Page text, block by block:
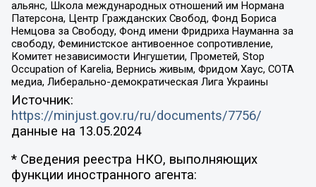
альянс, Школа международных отношений им Нормана
Патерсона, Центр Гражданских Свобод, Фонд Бориса
Немцова за Свободу, Фонд имени Фридриха Науманна за
свободу, Феминистское антивоенное сопротивление,
Комитет независимости Ингушетии, Прометей, Stop
Occupation of Karelia, Вернись живым, Фридом Хаус, СОТА
медиа, Либерально-демократическая Лига Украины
Источник:
https://minjust.gov.ru/ru/documents/7756/
данные на 13.05.2024
* Сведения реестра НКО, выполняющих
функции иностранного агента: